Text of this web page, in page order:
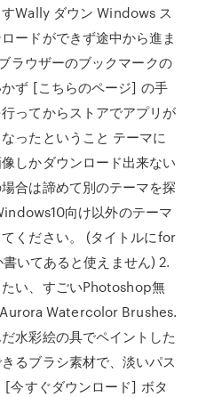
Wally ダウン Windows ス
ードができず途中から進ま
ラウザーのブックマークの
ず [こちらのページ] の手
ってからストアでアプリが
ったということ テーマに
しかダウンロード出来ない
合は諦めて別のテーマを探
向け以外のテーマ
ください。 (タイトルにfor
いてあると使えません) 2.
い、すごいPhotoshop無
Watercolor Brushes.
水彩絵の具でペイントした
るブラシ素材で、淡いパス
[今すぐダウンロード] ボタ